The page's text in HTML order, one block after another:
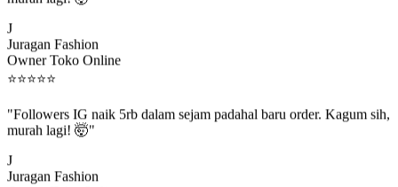
Juragan Fashion
Owner Toko Online
⭐⭐⭐⭐⭐
murah lagi! 🤯"
Juragan Fashion
Owner Toko Online